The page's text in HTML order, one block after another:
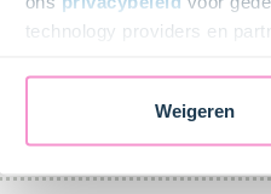
technology providers en
Weigeren
Pancakes en wafels mix (1
5 bergjes van groot naar